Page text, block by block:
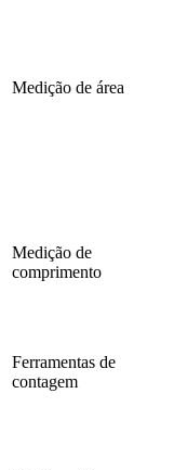
Medição de área
Medição de
comprimento
Ferramentas de
contagem